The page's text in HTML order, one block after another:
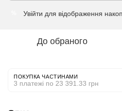
Увійти для відображення
До обраного
ПОКУПКА ЧАСТИНАМИ
3 платежі по 23 391.33 грн